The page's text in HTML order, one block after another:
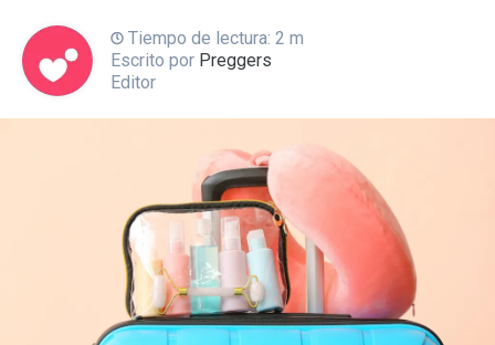
Tiempo de lectura: 2 m
Escrito por Preggers
Editor